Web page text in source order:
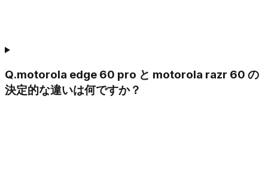
Q.motorola edge 60 pro と motorola razr 60 の
決定的な違いは何ですか？